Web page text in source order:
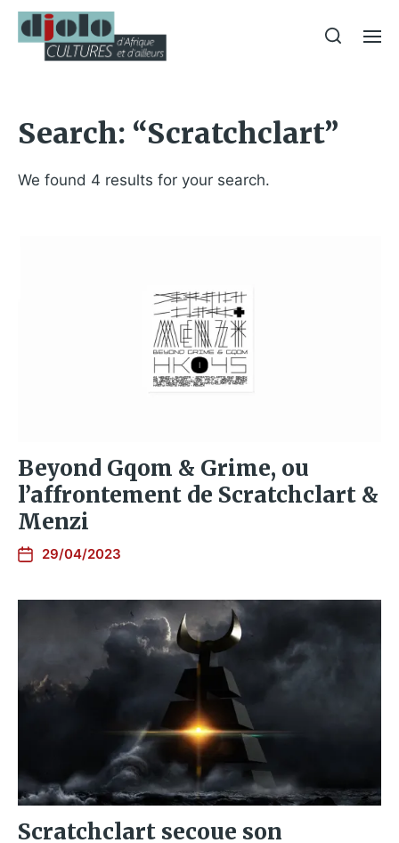
Search: “Scratchclart”
We found 4 results for your search.
Beyond Gqom & Grime, ou
l’affrontement de Scratchclart &
Menzi
29/04/2023
Scratchclart secoue son